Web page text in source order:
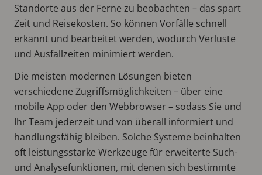
Standorte aus der Ferne zu beobachten – das spart
Zeit und Reisekosten. So können Vorfälle schnell
erkannt und bearbeitet werden, wodurch Verluste
und Ausfallzeiten minimiert werden.
Die meisten modernen Lösungen bieten
verschiedene Zugriffsmöglichkeiten – über eine
mobile App oder den Webbrowser – sodass Sie und
Ihr Team jederzeit und von überall informiert und
handlungsfähig bleiben. Solche Systeme beinhalten
oft leistungsstarke Werkzeuge für erweiterte Such-
und Analysefunktionen, mit denen sich bestimmte